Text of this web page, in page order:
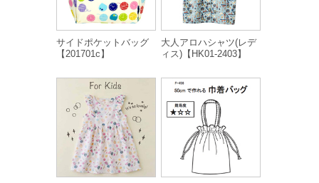
サイドポケットバッグ
【201701c】
大人アロハシャツ(レデ
ィス)【HK01-2403】